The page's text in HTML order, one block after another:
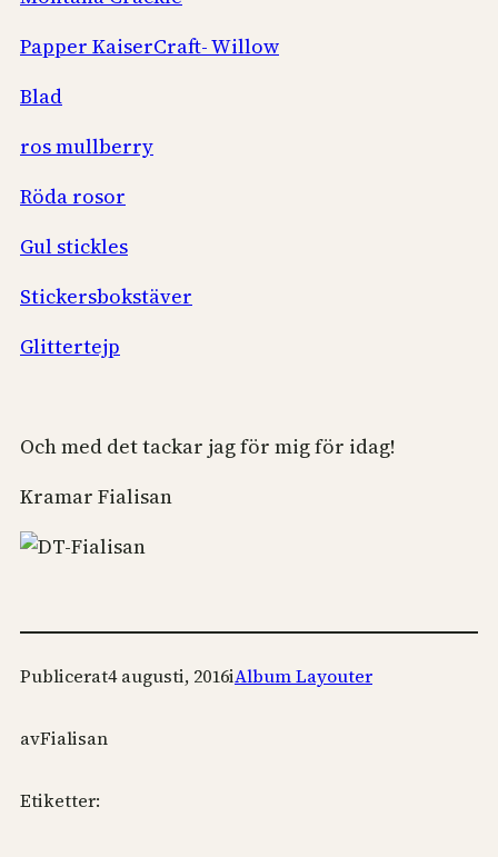
Papper KaiserCraft- Willow
Blad
ros mullberry
Röda rosor
Gul stickles
Stickersbokstäver
Glittertejp
Och med det tackar jag för mig för idag!
Kramar Fialisan
Publicerat4 augusti, 2016iAlbum Layouter
avFialisan
Etiketter: